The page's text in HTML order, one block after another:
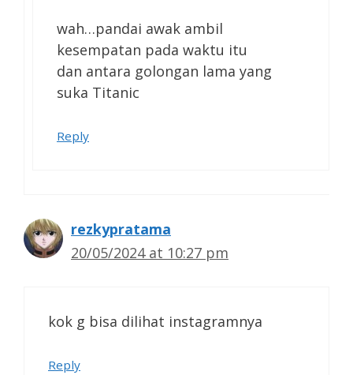
wah…pandai awak ambil
kesempatan pada waktu itu
dan antara golongan lama yang
suka Titanic
Reply
rezkypratama
20/05/2024 at 10:27 pm
kok g bisa dilihat instagramnya
Reply